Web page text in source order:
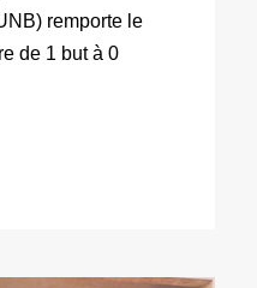
remporte le
de 1 but à 0